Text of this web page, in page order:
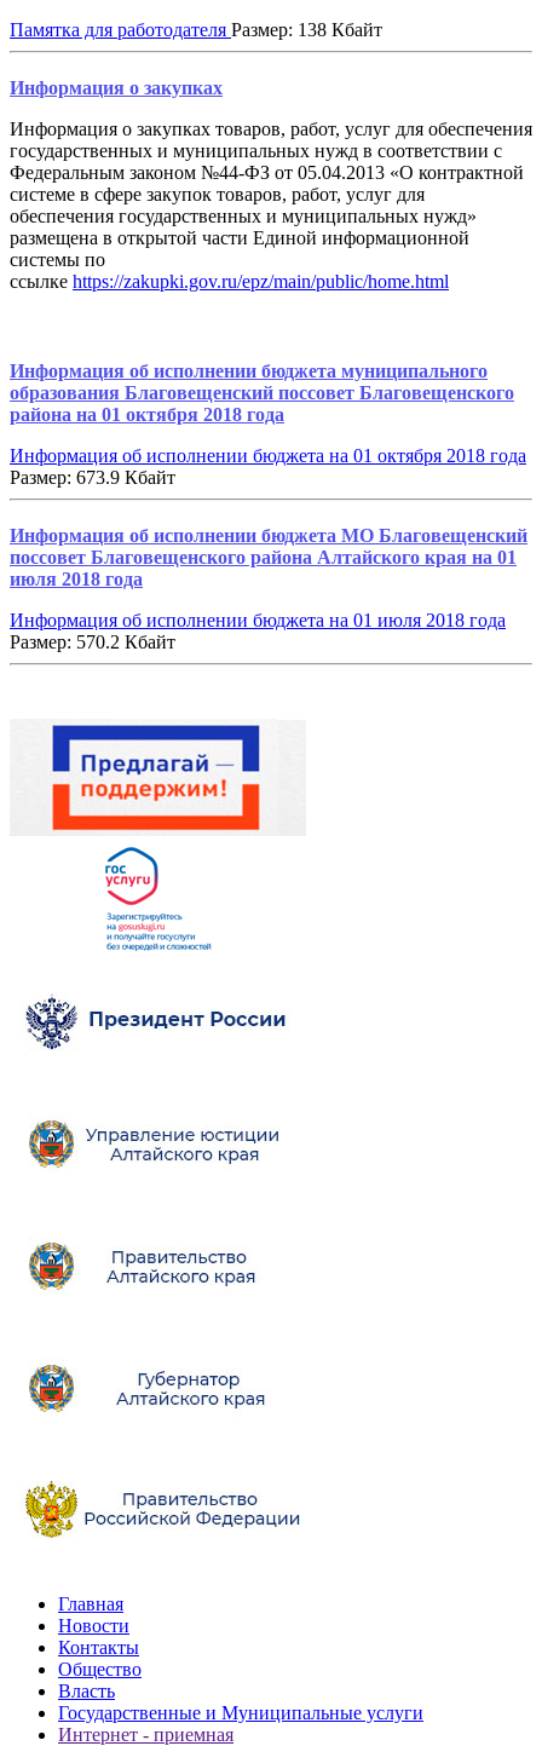
Памятка для работодателя Размер: 138 Кбайт
Информация о закупках
Информация о закупках товаров, работ, услуг для обеспечения
государственных и муниципальных нужд в соответствии с
Федеральным законом №44-ФЗ от 05.04.2013 «О контрактной
системе в сфере закупок товаров, работ, услуг для
обеспечения государственных и муниципальных нужд»
размещена в открытой части Единой информационной
системы по
ссылке https://zakupki.gov.ru/epz/main/public/home.html
Информация об исполнении бюджета муниципального
образования Благовещенский поссовет Благовещенского
района на 01 октября 2018 года
Информация об исполнении бюджета на 01 октября 2018 года
Размер: 673.9 Кбайт
Информация об исполнении бюджета МО Благовещенский
поссовет Благовещенского района Алтайского края на 01
июля 2018 года
Информация об исполнении бюджета на 01 июля 2018 года
Размер: 570.2 Кбайт
Главная
Новости
Контакты
Общество
Власть
Государственные и Муниципальные услуги
Интернет - приемная